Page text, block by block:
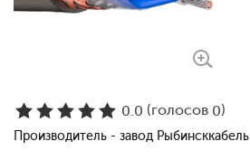
0.0 (голосов 0)
Производитель - завод Рыбинсккабель